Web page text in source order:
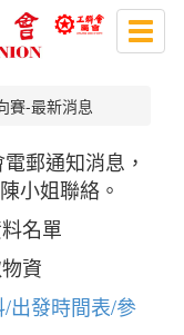
賽-最新消息
郵通知消息，
小姐聯絡。
名單
資
出發時間表/參